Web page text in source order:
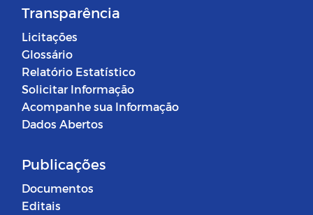
Transparência
Licitações
Glossário
Relatório Estatístico
Solicitar Informação
Acompanhe sua Informação
Dados Abertos
Publicações
Documentos
Editais